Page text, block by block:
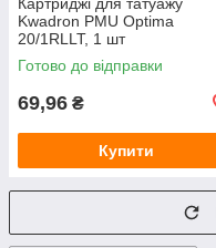
Kwadron PMU Optima
20/1RLLT, 1 шт
Готово до відправки
69,96 ₴
Купити